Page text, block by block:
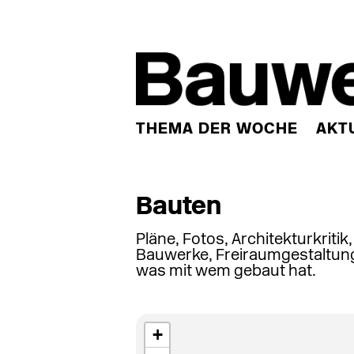
THEMA DER WOCHE
Bauten
Pläne, Fotos,
Bauwerke,
was mit wem gebaut hat.
+